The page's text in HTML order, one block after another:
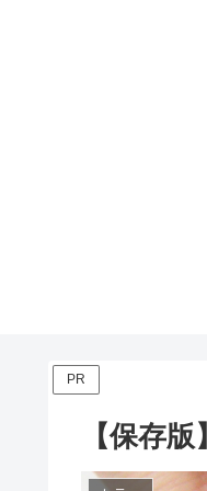
PR
【保存